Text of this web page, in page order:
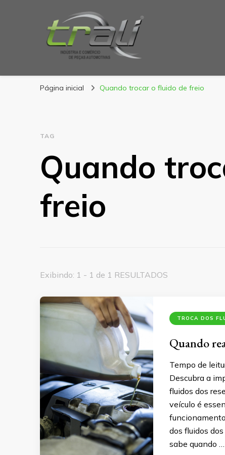
Blog Trali
Tudo sobre seu veículo!
Página inicial Quando trocar o fluido de freio
TAG
Quando
freio
Exibindo: 1 - 1 de 1 RESULTADOS
TROCA DOS
Quando
Tempo de
Descubra a
fluidos dos
veículo é
dos fluidos
sabe quando …